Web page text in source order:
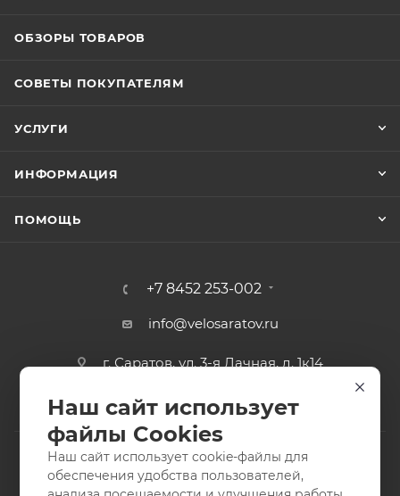
ОБЗОРЫ ТОВАРОВ
СОВЕТЫ ПОКУПАТЕЛЯМ
УСЛУГИ
ИНФОРМАЦИЯ
ПОМОЩЬ
+7 8452 253-002
info@velosaratov.ru
г. Саратов, ул. 3-я Дачная, д. 1к14
Наш сайт использует
файлы Cookies
Наш сайт использует cookie-файлы для
обеспечения удобства пользователей,